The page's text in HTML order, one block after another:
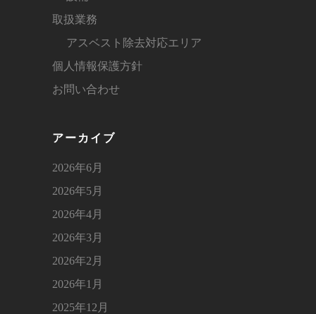
取扱業務
アスベスト除去対応エリア
個人情報保護方針
お問い合わせ
アーカイブ
2026年6月
2026年5月
2026年4月
2026年3月
2026年2月
2026年1月
2025年12月